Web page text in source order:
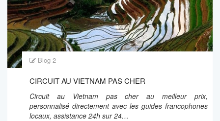
Blog 2
CIRCUIT AU VIETNAM PAS CHER
Circuit au Vietnam pas cher au meilleur prix,
personnalisé directement avec les guides francophones
locaux, assistance 24h sur 24…